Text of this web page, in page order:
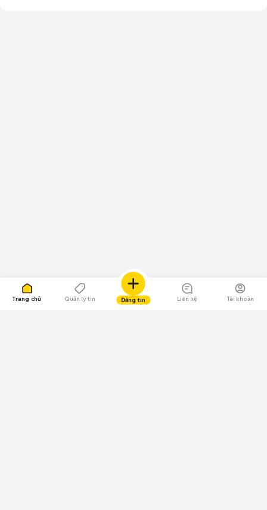
Trang chủ Quản lý tin Đăng tin Liên hệ Tài khoản